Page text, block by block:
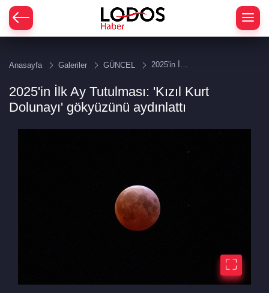
Anasayfa Galeriler GÜNCEL
2025'in İlk
'Kızıl Kurt
Dolunayı'
gökyüzünü
2025'in İlk Ay Tutulması: 'Kızıl Kurt
Dolunayı' gökyüzünü aydınlattı